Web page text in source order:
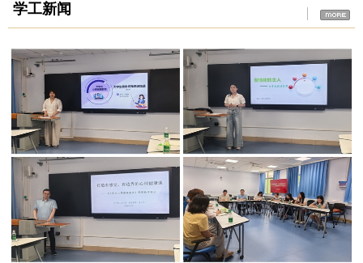
学工新闻